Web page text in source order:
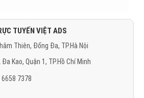
TUYẾN VIỆT ADS
Thiên, Đống Đa, TP.Hà Nội
Kao, Quận 1, TP.Hồ Chí Minh
7378